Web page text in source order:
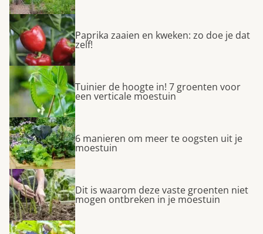
Paprika zaaien en kweken: zo doe je dat
zelf!
Tuinier de hoogte in! 7 groenten voor
een verticale moestuin
6 manieren om meer te oogsten uit je
moestuin
Dit is waarom deze vaste groenten niet
mogen ontbreken in je moestuin